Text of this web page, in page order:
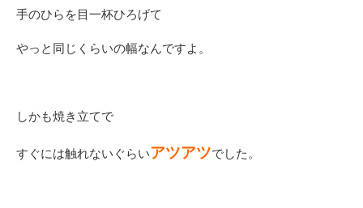
手のひらを目一杯ひろげて
やっと同じくらいの幅なんですよ。
しかも焼き立てで
すぐには触れないぐらいアツアツでした。